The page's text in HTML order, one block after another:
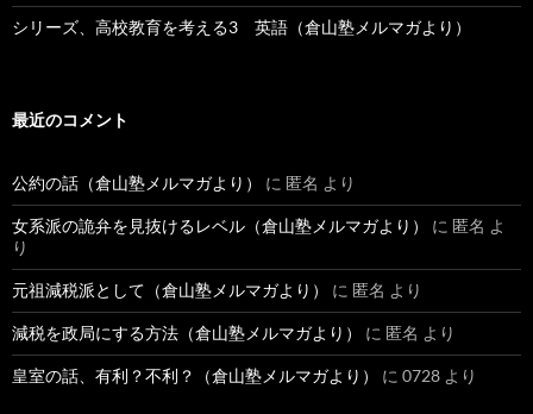
シリーズ、高校教育を考える3 英語（倉山塾メルマガより）
最近のコメント
公約の話（倉山塾メルマガより） に 匿名 より
女系派の詭弁を見抜けるレベル（倉山塾メルマガより） に 匿名 よ
り
元祖減税派として（倉山塾メルマガより） に 匿名 より
減税を政局にする方法（倉山塾メルマガより） に 匿名 より
皇室の話、有利？不利？（倉山塾メルマガより） に 0728 より